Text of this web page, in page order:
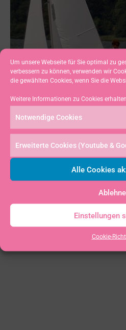
Um unsere Webseite für Sie optimal zu
verbessern zu können, verwenden wir
die gewählten Cookies, wenn Sie die
Weitere Informationen zu Cookies
Notwendige Cookies
Erweiterte Cookies (Youtube &
Alle Cookies
Einstellungen
Cookie-